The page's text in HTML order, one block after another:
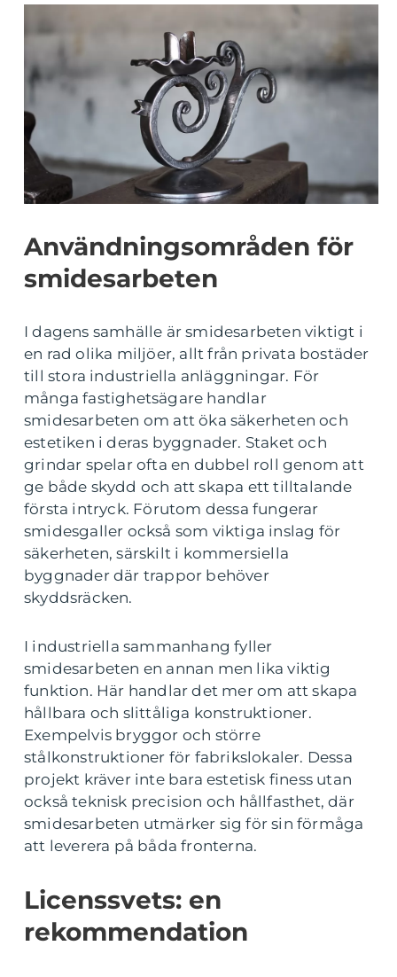
Användningsområden för
smidesarbeten
I dagens samhälle är smidesarbeten viktigt i
en rad olika miljöer, allt från privata bostäder
till stora industriella anläggningar. För
många fastighetsägare handlar
smidesarbeten om att öka säkerheten och
estetiken i deras byggnader. Staket och
grindar spelar ofta en dubbel roll genom att
ge både skydd och att skapa ett tilltalande
första intryck. Förutom dessa fungerar
smidesgaller också som viktiga inslag för
säkerheten, särskilt i kommersiella
byggnader där trappor behöver
skyddsräcken.
I industriella sammanhang fyller
smidesarbeten en annan men lika viktig
funktion. Här handlar det mer om att skapa
hållbara och slittåliga konstruktioner.
Exempelvis bryggor och större
stålkonstruktioner för fabrikslokaler. Dessa
projekt kräver inte bara estetisk finess utan
också teknisk precision och hållfasthet, där
smidesarbeten utmärker sig för sin förmåga
att leverera på båda fronterna.
Licenssvets: en
rekommendation